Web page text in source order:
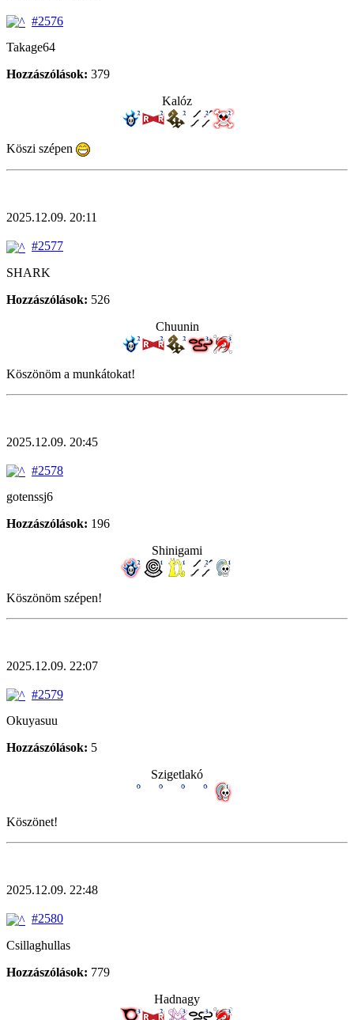
#2576
Takage64
Hozzászólások: 379
Kalóz
Köszi szépen
2025.12.09. 20:11
#2577
SHARK
Hozzászólások: 526
Chuunin
Köszönöm a munkátokat!
2025.12.09. 20:45
#2578
gotenssj6
Hozzászólások: 196
Shinigami
Köszönöm szépen!
2025.12.09. 22:07
#2579
Okuyasuu
Hozzászólások: 5
Szigetlakó
Köszönet!
2025.12.09. 22:48
#2580
Csillaghullas
Hozzászólások: 779
Hadnagy